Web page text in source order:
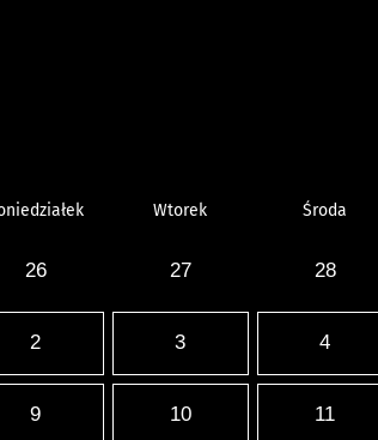
Wtorek Środa
26 27 28
2 3 4
9 10 11